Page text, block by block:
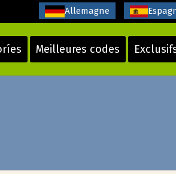
Meilleures codes
Allemagne